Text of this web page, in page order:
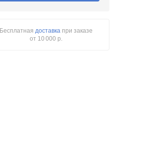
Бесплатнаядоставка при заказе
от 10 000 р.